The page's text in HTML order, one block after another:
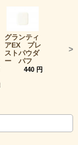
グランティ
アEX プレ
ストパウダ
ー パフ
440 円
>